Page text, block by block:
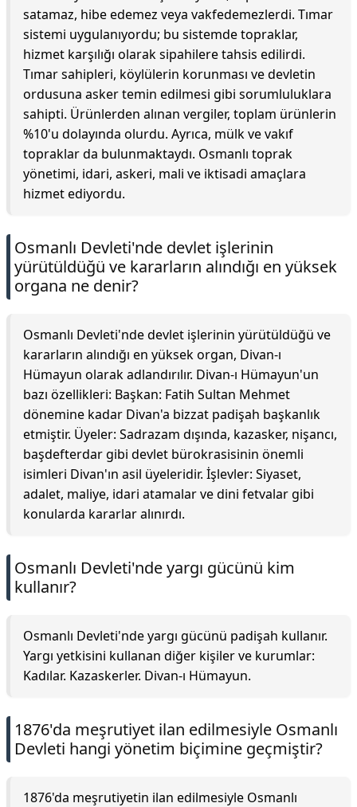
satamaz, hibe edemez veya vakfedemezlerdi. Tımar
sistemi uygulanıyordu; bu sistemde topraklar,
hizmet karşılığı olarak sipahilere tahsis edilirdi.
Tımar sahipleri, köylülerin korunması ve devletin
ordusuna asker temin edilmesi gibi sorumluluklara
sahipti. Ürünlerden alınan vergiler, toplam ürünlerin
%10'u dolayında olurdu. Ayrıca, mülk ve vakıf
topraklar da bulunmaktaydı. Osmanlı toprak
yönetimi, idari, askeri, mali ve iktisadi amaçlara
hizmet ediyordu.
Osmanlı Devleti'nde devlet işlerinin
yürütüldüğü ve kararların alındığı en yüksek
organa ne denir?
Osmanlı Devleti'nde devlet işlerinin yürütüldüğü ve
kararların alındığı en yüksek organ, Divan-ı
Hümayun olarak adlandırılır. Divan-ı Hümayun'un
bazı özellikleri: Başkan: Fatih Sultan Mehmet
dönemine kadar Divan'a bizzat padişah başkanlık
etmiştir. Üyeler: Sadrazam dışında, kazasker, nişancı,
başdefterdar gibi devlet bürokrasisinin önemli
isimleri Divan'ın asil üyeleridir. İşlevler: Siyaset,
adalet, maliye, idari atamalar ve dini fetvalar gibi
konularda kararlar alınırdı.
Osmanlı Devleti'nde yargı gücünü kim
kullanır?
Osmanlı Devleti'nde yargı gücünü padişah kullanır.
Yargı yetkisini kullanan diğer kişiler ve kurumlar:
Kadılar. Kazaskerler. Divan-ı Hümayun.
1876'da meşrutiyet ilan edilmesiyle Osmanlı
Devleti hangi yönetim biçimine geçmiştir?
1876'da meşrutiyetin ilan edilmesiyle Osmanlı